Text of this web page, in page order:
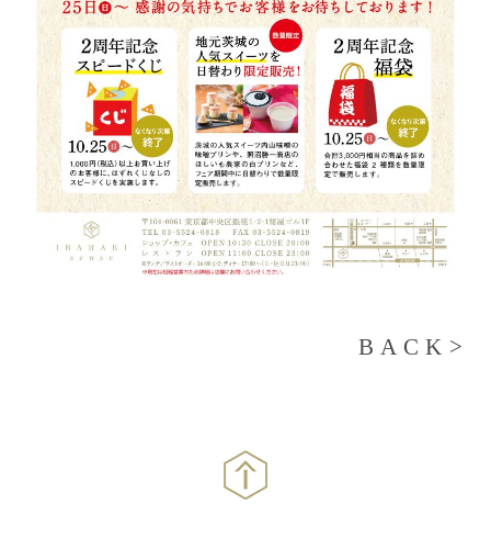
BACK>